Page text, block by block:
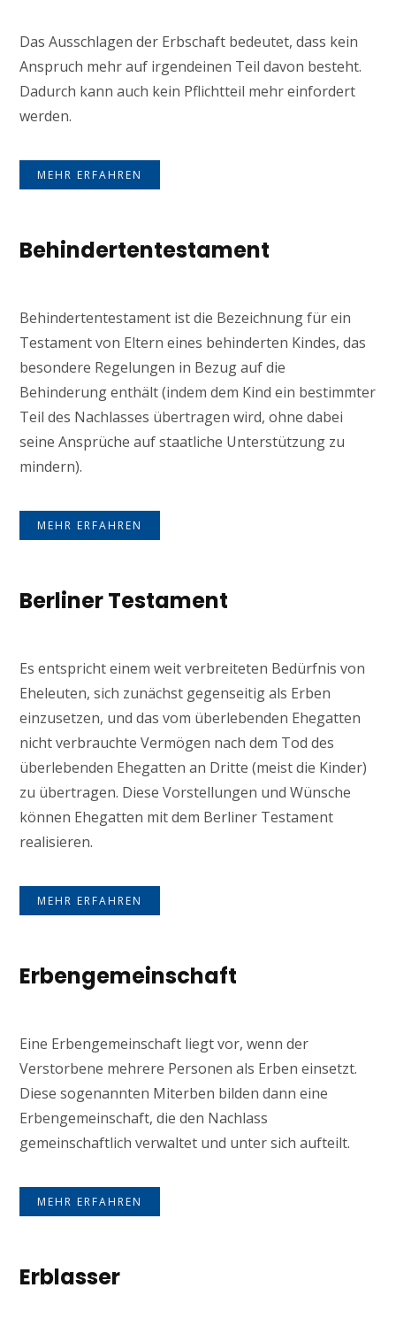
Das Ausschlagen der Erbschaft bedeutet, dass kein
Anspruch mehr auf irgendeinen Teil davon besteht.
Dadurch kann auch kein Pflichtteil mehr einfordert
werden.
MEHR ERFAHREN
Behindertentestament
Behindertentestament ist die Bezeichnung für ein
Testament von Eltern eines behinderten Kindes, das
besondere Regelungen in Bezug auf die
Behinderung enthält (indem dem Kind ein bestimmter
Teil des Nachlasses übertragen wird, ohne dabei
seine Ansprüche auf staatliche Unterstützung zu
mindern).
MEHR ERFAHREN
Berliner Testament
Es entspricht einem weit verbreiteten Bedürfnis von
Eheleuten, sich zunächst gegenseitig als Erben
einzusetzen, und das vom überlebenden Ehegatten
nicht verbrauchte Vermögen nach dem Tod des
überlebenden Ehegatten an Dritte (meist die Kinder)
zu übertragen. Diese Vorstellungen und Wünsche
können Ehegatten mit dem Berliner Testament
realisieren.
MEHR ERFAHREN
Erbengemeinschaft
Eine Erbengemeinschaft liegt vor, wenn der
Verstorbene mehrere Personen als Erben einsetzt.
Diese sogenannten Miterben bilden dann eine
Erbengemeinschaft, die den Nachlass
gemeinschaftlich verwaltet und unter sich aufteilt.
MEHR ERFAHREN
Erblasser